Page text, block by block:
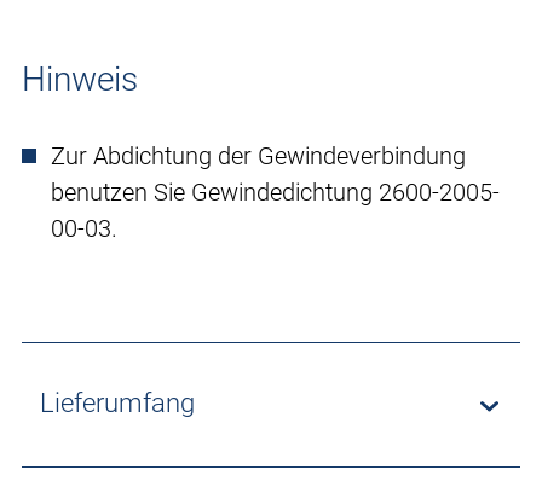
Hinweis
Zur Abdichtung der Gewindeverbindung
benutzen Sie Gewindedichtung 2600-2005-
00-03.
Lieferumfang